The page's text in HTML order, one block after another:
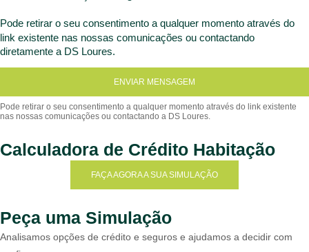
Pode retirar o seu consentimento a qualquer momento através do
link existente nas nossas comunicações ou contactando
diretamente a DS Loures.
ENVIAR MENSAGEM
Calculadora de Crédito Habitação
FAÇA AGORA A SUA SIMULAÇÃO
Peça uma Simulação
Analisamos opções de crédito e seguros e ajudamos a decidir com